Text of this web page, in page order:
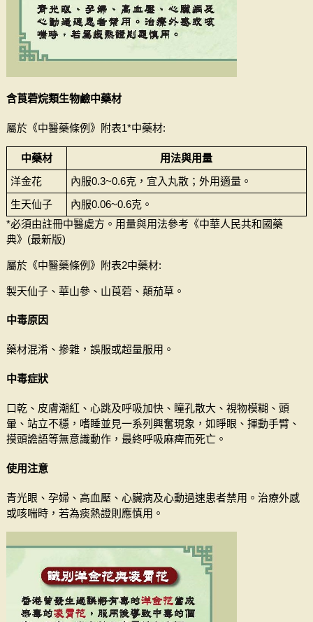
含莨菪烷類生物鹼中藥材
屬於《中醫藥條例》附表1*中藥材:
中藥材
用法與用量
洋金花
內服0.3~0.6克，宜入丸散；外用適量。
生天仙子
內服0.06~0.6克。
*必須由註冊中醫處方。用量與用法參考《中華人民共和國藥
典》(最新版)
屬於《中醫藥條例》附表2中藥材:
製天仙子、華山參、山莨菪、顛茄草。
中毒原因
藥材混淆、摻雜，誤服或超量服用。
中毒症狀
口乾、皮膚潮紅、心跳及呼吸加快、瞳孔散大、視物模糊、頭
暈、站立不穩，嗜睡並見一系列興奮現象，如睜眼、揮動手臂、
摸頭譫語等無意識動作，最終呼吸麻痺而死亡。
使用注意
青光眼、孕婦、高血壓、心臟病及心動過速患者禁用。治療外感
或咳喘時，若為痰熱證則應慎用。